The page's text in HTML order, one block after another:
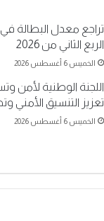
الربع الثاني من 2026
الخميس 6 أغسطس 2026
اللجنة الوطنية لأمن
تعزيز التنسيق الأمني
الخميس 6 أغسطس 2026